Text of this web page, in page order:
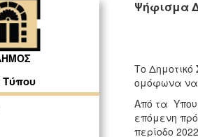
Ψήφισμα
Το
oμόφωνα να
Από τα
επόμενη
περίοδο